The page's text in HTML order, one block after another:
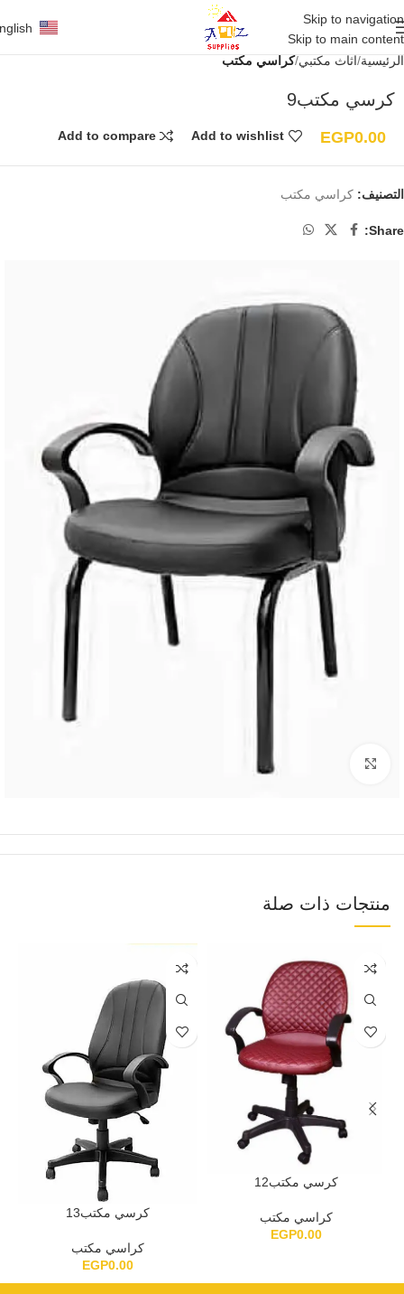
Skip to navigation
Skip to main content
الرئيسية أثاث مكتبي كراسي مكتب
كرسي مكتب9
EGP0.00
Add to wishlist
Add to compare
التصنيف: كراسي مكتب
Share:
Click to enlarge
منتجات ذات صلة
كرسي مكتب12
كراسي مكتب
EGP0.00
كرسي مكتب13
كراسي مكتب
EGP0.00